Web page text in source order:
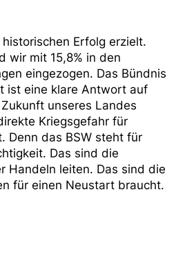
Erfolg erzielt.
wir mit 15,8% in den
eingezogen. Das Bündnis
ist eine klare Antwort auf
unseres Landes
Kriegsgefahr für
Denn das BSW steht für
Das sind die
Handeln leiten. Das sind die
für einen Neustart braucht.